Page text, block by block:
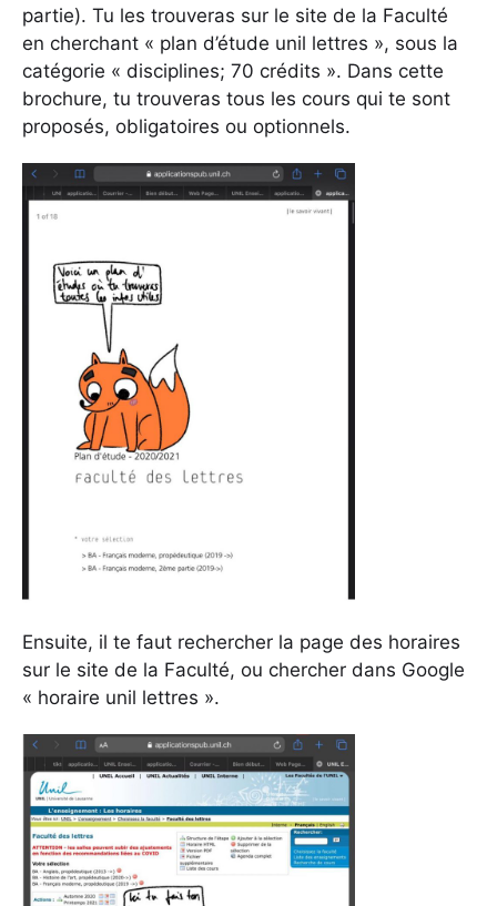
partie). Tu les trouveras sur le site de la Faculté
en cherchant « plan d’étude unil lettres », sous la
catégorie « disciplines; 70 crédits ». Dans cette
brochure, tu trouveras tous les cours qui te sont
proposés, obligatoires ou optionnels.
Ensuite, il te faut rechercher la page des horaires
sur le site de la Faculté, ou chercher dans Google
« horaire unil lettres ».